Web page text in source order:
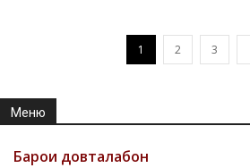
1 2 3
Меню
Барои довталабон